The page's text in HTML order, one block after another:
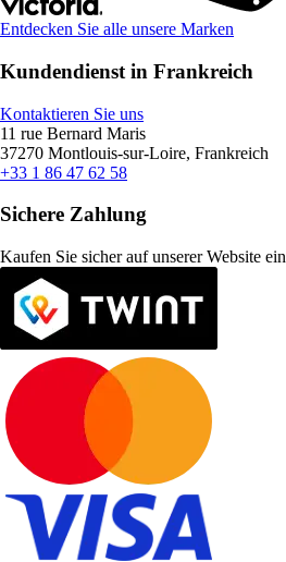
Entdecken Sie alle unsere Marken
Kundendienst in Frankreich
Kontaktieren Sie uns
11 rue Bernard Maris
37270 Montlouis-sur-Loire, Frankreich
+33 1 86 47 62 58
Sichere Zahlung
Kaufen Sie sicher auf unserer Website ein